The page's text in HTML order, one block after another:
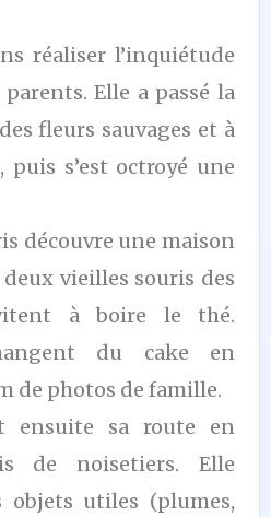
réaliser l’inquiétude
parents. Elle a passé la
fleurs sauvages et à
s’est octroyé une
découvre une maison
vieilles souris des
à boire le thé.
du cake en
de photos de famille.
ensuite sa route en
de noisetiers. Elle
objets utiles (plumes,